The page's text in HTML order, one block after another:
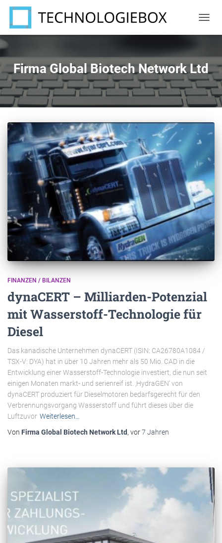
Firma Global Biotech Network Ltd
FINANZEN / BILANZEN
dynaCERT – Milliarden-Potenzial
mit Wasserstoff-Technologie für
Diesel
Das kanadische Unternehmen dynaCERT (ISIN: CA26780A1084 /
TSX-V: DYA) hat in über 10 Jahren mehr als 50 Mio. CAD in die
Entwicklung einer Wasserstoff-Technologie investiert, die nun seit
einigen Monaten markt- und serienreif ist. ‚HydraGEN‘ von
dynaCERT produziert für Dieselmotoren bedarfsgerecht für den
Verbrennungsvorgang Wasserstoff und führt dieses über die
Luftzuvor Weiterlesen…
Von Firma Global Biotech Network Ltd, vor7 Jahren